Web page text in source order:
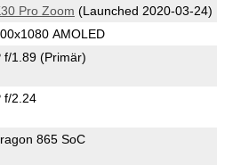
Pro Zoom (Launched 2020-03-24)
AMOLED
f/1.89 (Primär)
f/2.24
865 SoC